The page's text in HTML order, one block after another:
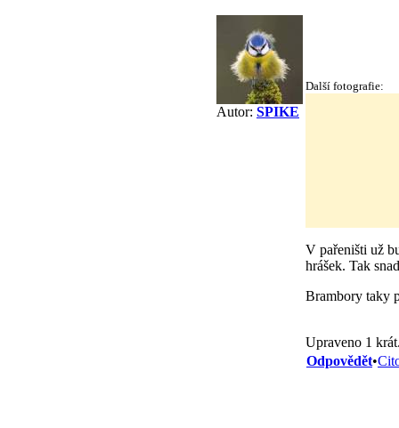
Autor: SPIKE
Další fotografie:
V pařeništi už
hrášek. Tak
Brambory taky
Upraveno 1
Odpovědět•